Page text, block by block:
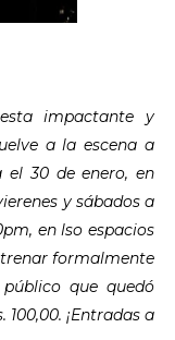
impactante y
a la escena a
el 30 de enero, en
y sábados a
en lso espacios
formalmente
que quedó
¡Entradas a